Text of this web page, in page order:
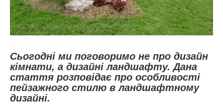
Сьогодні ми поговоримо не про дизайн
кімнати, а дизайні ландшафту. Дана
стаття розповідає про особливості
пейзажного стилю в ландшафтному
дизайні.